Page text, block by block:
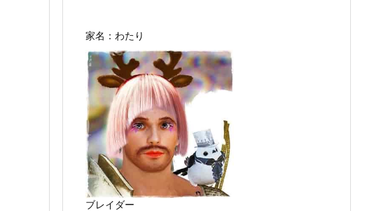
家名：わたり
ブレイダー